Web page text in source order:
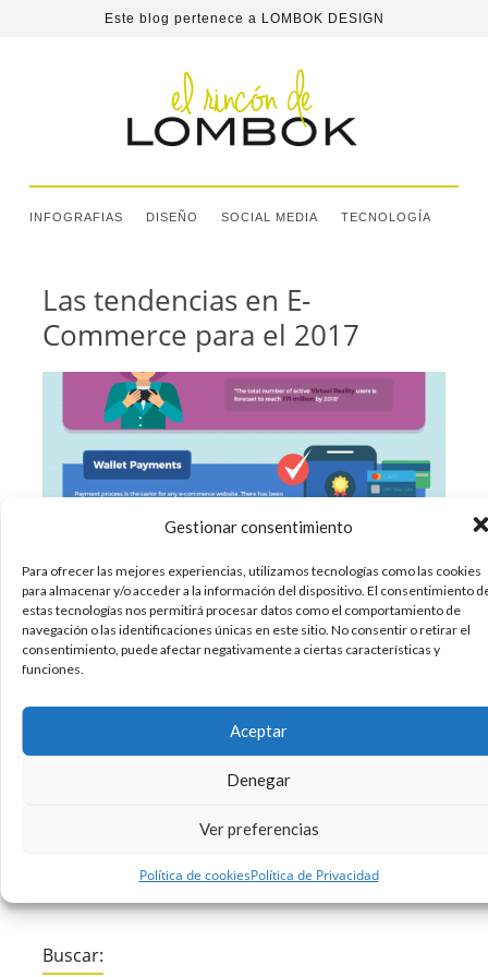
Gestionar consentimiento
Para ofrecer las mejores experiencias, utilizamos tecnologías como las cookies
para almacenar y/o acceder a la información del dispositivo. El consentimiento
estas tecnologías nos permitirá procesar datos como el comportamiento de
navegación o las identificaciones únicas en este sitio. No consentir o retirar el
consentimiento, puede afectar negativamente a ciertas características y
funciones.
Aceptar
Denegar
Ver preferencias
Política de cookiesPolítica de Privacidad
Este blog pertenece a LOMBOK DESIGN
INFOGRAFIAS DISEÑO SOCIAL MEDIA TECNOLOGÍA
Las tendencias en E-
Commerce para el 2017
El número total de usuarios en Internet está en
3.500 millones, de los cuales el 40% suele realizar
compras online. Es muy importante que todos
tendencias en el mercado online para mejorar
Buscar: